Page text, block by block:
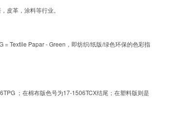
皮革，涂料等行业。
Textile Papar - Green，即纺织/纸版/绿色环保的色彩指
；在棉布版色号为17-1506TCX结尾；在塑料版则是